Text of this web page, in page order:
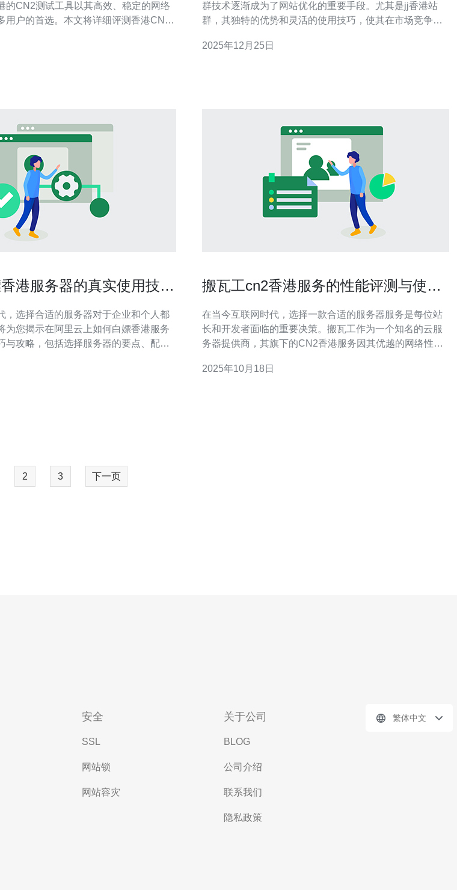
的CN2测试工具以其高效、稳定的网络
用户的首选。本文将详细评测香港CN2
确保您的服务器性能得到最优的表现。
群技术逐渐成为了网站优化的重要手段。尤其是jj香港站
群，其独特的优势和灵活的使用技巧，使其在市场竞争中
帮助您在SEO优化的道路上走得更远。 以下是本文的几个
2025年12月25日
港服务器的真实使用技巧
，选择合适的服务器对于企业和个人都
为您揭示在阿里云上如何白嫖香港服务
与攻略，包括选择服务器的要点、配置
服务器？ 选择阿里云香港服务器时，首
搬瓦工cn2香港服务的性能评测与使用
在当今互联网时代，选择一款合适的服务器服务是每位站
长和开发者面临的重要决策。搬瓦工作为一个知名的云服
务器提供商，其旗下的CN2香港服务因其优越的网络性能
面的性能评测，并分享一些实用的使用技巧，助你在选择
2025年10月18日
2 3 下一页
安全
SSL
网站锁
网站容灾
关于公司
BLOG
公司介绍
联系我们
隐私政策
繁体中文